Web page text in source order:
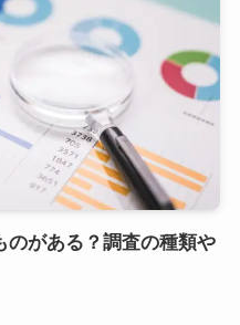
のがある？調査の種類や